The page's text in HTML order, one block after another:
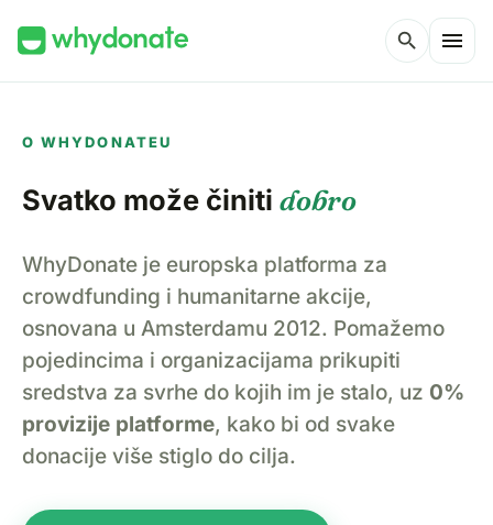
search menu
O WHYDONATEU
Svatko može činiti dobro
WhyDonate je europska platforma za
crowdfunding i humanitarne akcije,
osnovana u Amsterdamu 2012. Pomažemo
pojedincima i organizacijama prikupiti
sredstva za svrhe do kojih im je stalo, uz 0%
provizije platforme, kako bi od svake
donacije više stiglo do cilja.